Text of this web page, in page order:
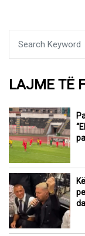
LAJME TË